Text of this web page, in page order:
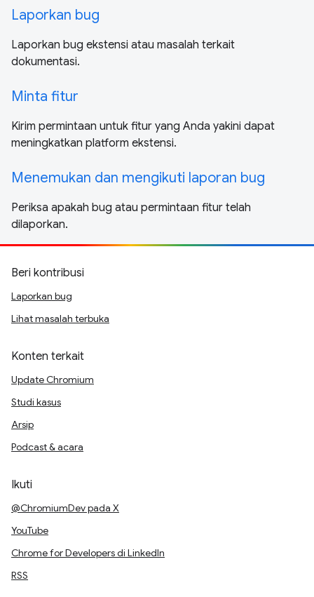
Laporkan bug
Laporkan bug ekstensi atau masalah terkait
dokumentasi.
Minta fitur
Kirim permintaan untuk fitur yang Anda yakini dapat
meningkatkan platform ekstensi.
Menemukan dan mengikuti laporan bug
Periksa apakah bug atau permintaan fitur telah
dilaporkan.
Beri kontribusi
Laporkan bug
Lihat masalah terbuka
Konten terkait
Update Chromium
Studi kasus
Arsip
Podcast & acara
Ikuti
@ChromiumDev pada X
YouTube
Chrome for Developers di LinkedIn
RSS